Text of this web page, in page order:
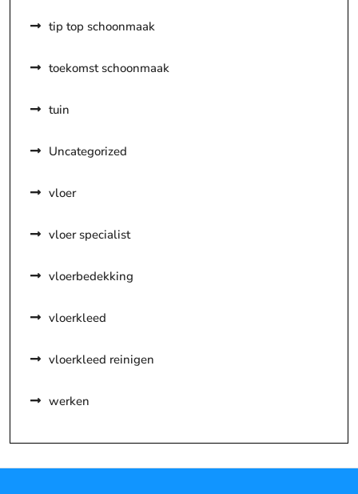
tip top schoonmaak
toekomst schoonmaak
tuin
Uncategorized
vloer
vloer specialist
vloerbedekking
vloerkleed
vloerkleed reinigen
werken